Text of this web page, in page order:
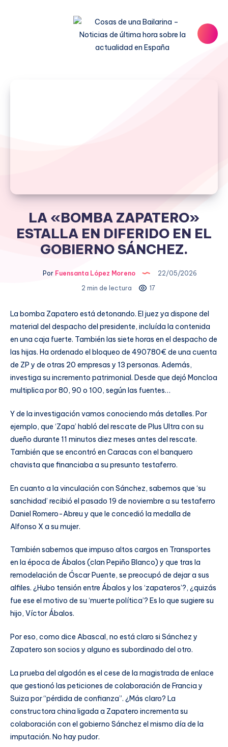
LA «BOMBA ZAPATERO»
ESTALLA EN DIFERIDO EN EL
GOBIERNO SÁNCHEZ.
Por Fuensanta López Moreno
22/05/2026
2 min de lectura
17
La bomba Zapatero está detonando. El juez ya dispone del
material del despacho del presidente, incluída la contenida
en una caja fuerte. También las siete horas en el despacho de
las hijas. Ha ordenado el bloqueo de 490780€ de una cuenta
de ZP y de otras 20 empresas y 13 personas. Además,
investiga su incremento patrimonial. Desde que dejó Moncloa
multiplica por 80, 90 o 100, según las fuentes…
Y de la investigación vamos conociendo más detalles. Por
ejemplo, que ‘Zapa’ habló del rescate de Plus Ultra con su
dueño durante 11 minutos diez meses antes del rescate.
También que se encontró en Caracas con el banquero
chavista que financiaba a su presunto testaferro.
En cuanto a la vinculación con Sánchez, sabemos que ‘su
sanchidad’ recibió el pasado 19 de noviembre a su testaferro
Daniel Romero-Abreu y que le concedió la medalla de
Alfonso X a su mujer.
También sabemos que impuso altos cargos en Transportes
en la época de Ábalos (clan Pepiño Blanco) y que tras la
remodelación de Óscar Puente, se preocupó de dejar a sus
alfiles. ¿Hubo tensión entre Ábalos y los ‘zapateros’?, ¿quizás
fue ese el motivo de su ‘muerte política’? Es lo que sugiere su
hijo, Víctor Ábalos.
Por eso, como dice Abascal, no está claro si Sánchez y
Zapatero son socios y alguno es subordinado del otro.
La prueba del algodón es el cese de la magistrada de enlace
que gestionó las peticiones de colaboración de Francia y
Suiza por “pérdida de confianza”. ¿Más claro? La
constructora china ligada a Zapatero incrementa su
colaboración con el gobierno Sánchez el mismo día de la
imputación. No hay pudor.